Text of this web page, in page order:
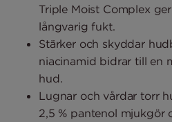
Triple Moist Complex
långvarig fukt.
Stärker och skyddar
niacinamid bidrar till en
hud.
Lugnar och vårdar torr
2,5 % pantenol mjukgör